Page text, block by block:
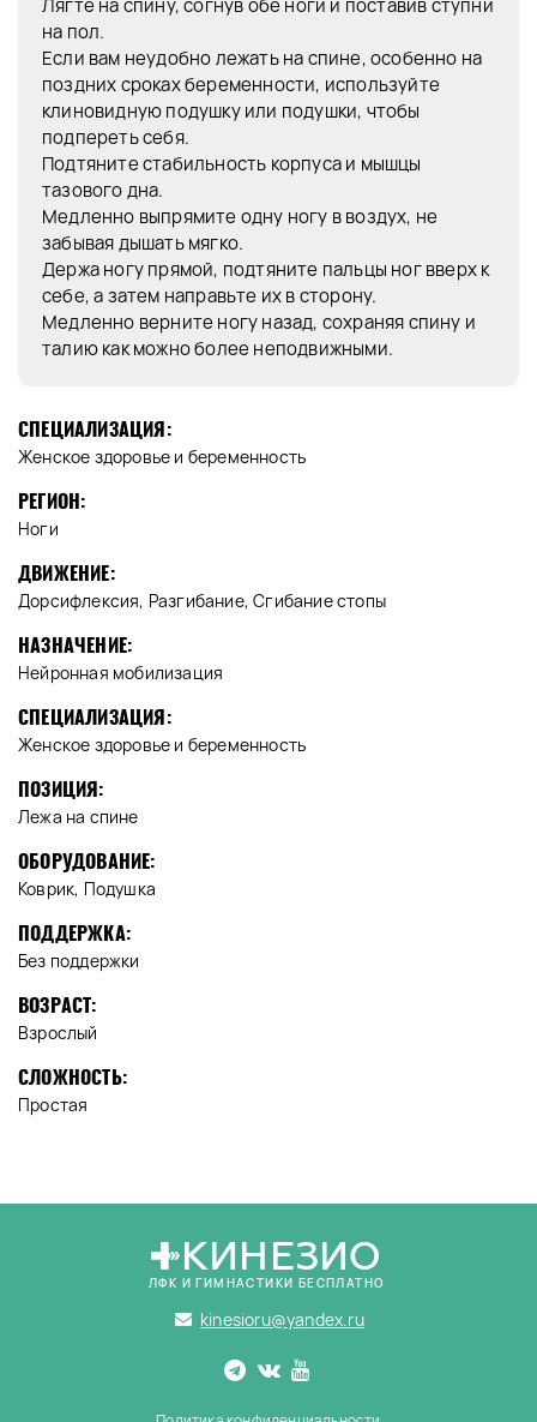
Лягте на спину, согнув обе ноги и поставив ступни
на пол.
Если вам неудобно лежать на спине, особенно на
поздних сроках беременности, используйте
клиновидную подушку или подушки, чтобы
подпереть себя.
Подтяните стабильность корпуса и мышцы
тазового дна.
Медленно выпрямите одну ногу в воздух, не
забывая дышать мягко.
Держа ногу прямой, подтяните пальцы ног вверх к
себе, а затем направьте их в сторону.
Медленно верните ногу назад, сохраняя спину и
талию как можно более неподвижными.
СПЕЦИАЛИЗАЦИЯ:
Женское здоровье и беременность
РЕГИОН:
Ноги
ДВИЖЕНИЕ:
Дорсифлексия, Разгибание, Сгибание стопы
НАЗНАЧЕНИЕ:
Нейронная мобилизация
СПЕЦИАЛИЗАЦИЯ:
Женское здоровье и беременность
ПОЗИЦИЯ:
Лежа на спине
ОБОРУДОВАНИЕ:
Коврик, Подушка
ПОДДЕРЖКА:
Без поддержки
ВОЗРАСТ:
Взрослый
СЛОЖНОСТЬ:
Простая
КИНЕЗИО
ЛФК И ГИМНАСТИКИ БЕСПЛАТНО
kinesioru@yandex.ru